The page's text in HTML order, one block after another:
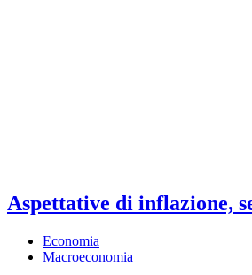
Aspettative di inflazione,
Economia
Macroeconomia